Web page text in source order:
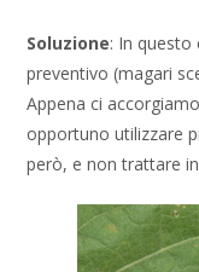
Soluzione: In
preventivo (magari
Appena ci
opportuno utilizzare
però, e non trattare